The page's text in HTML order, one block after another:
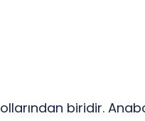
biridir.